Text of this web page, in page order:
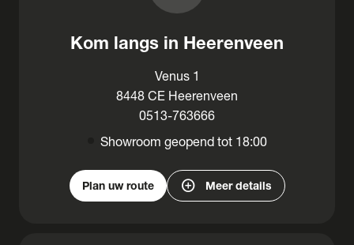
Kom langs in Heerenveen
Venus 1
8448 CE Heerenveen
0513-763666
Showroom geopend tot 18:00
Plan uw route add_circle Meer details